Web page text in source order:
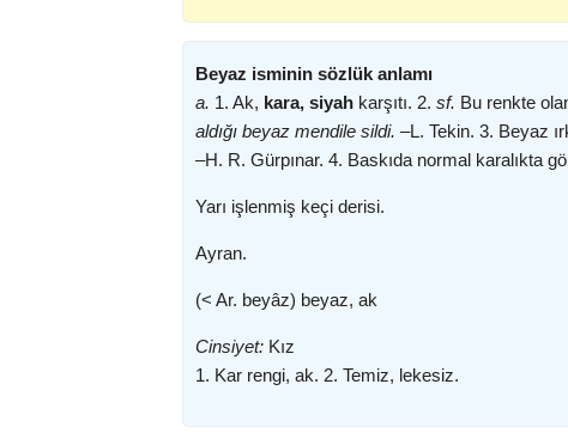
Beyaz isminin sözlük anlamı
a. 1. Ak, kara, siyah karşıtı. 2. sf. Bu renkte
aldığı beyaz mendile sildi. –L. Tekin. 3. Beyaz
–H. R. Gürpınar. 4. Baskıda normal karalıkta
Yarı işlenmiş keçi derisi.
Ayran.
(< Ar. beyâz) beyaz, ak
Cinsiyet: Kız
1. Kar rengi, ak. 2. Temiz, lekesiz.